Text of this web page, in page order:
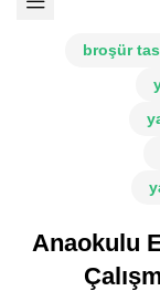
broşür
Anaokulu